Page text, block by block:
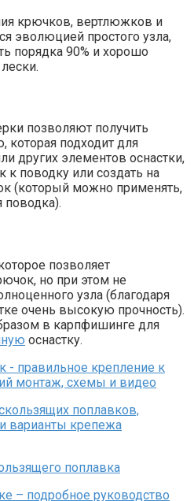
крючков, вертлюжков и
эволюцией простого узла,
порядка 90% и хорошо
позволяют получить
которая подходит для
других элементов оснастки,
к поводку или создать на
(который можно применять,
поводка).
позволяет
но при этом не
узла (благодаря
очень высокую прочность).
в карпфишинге для
оснастку.